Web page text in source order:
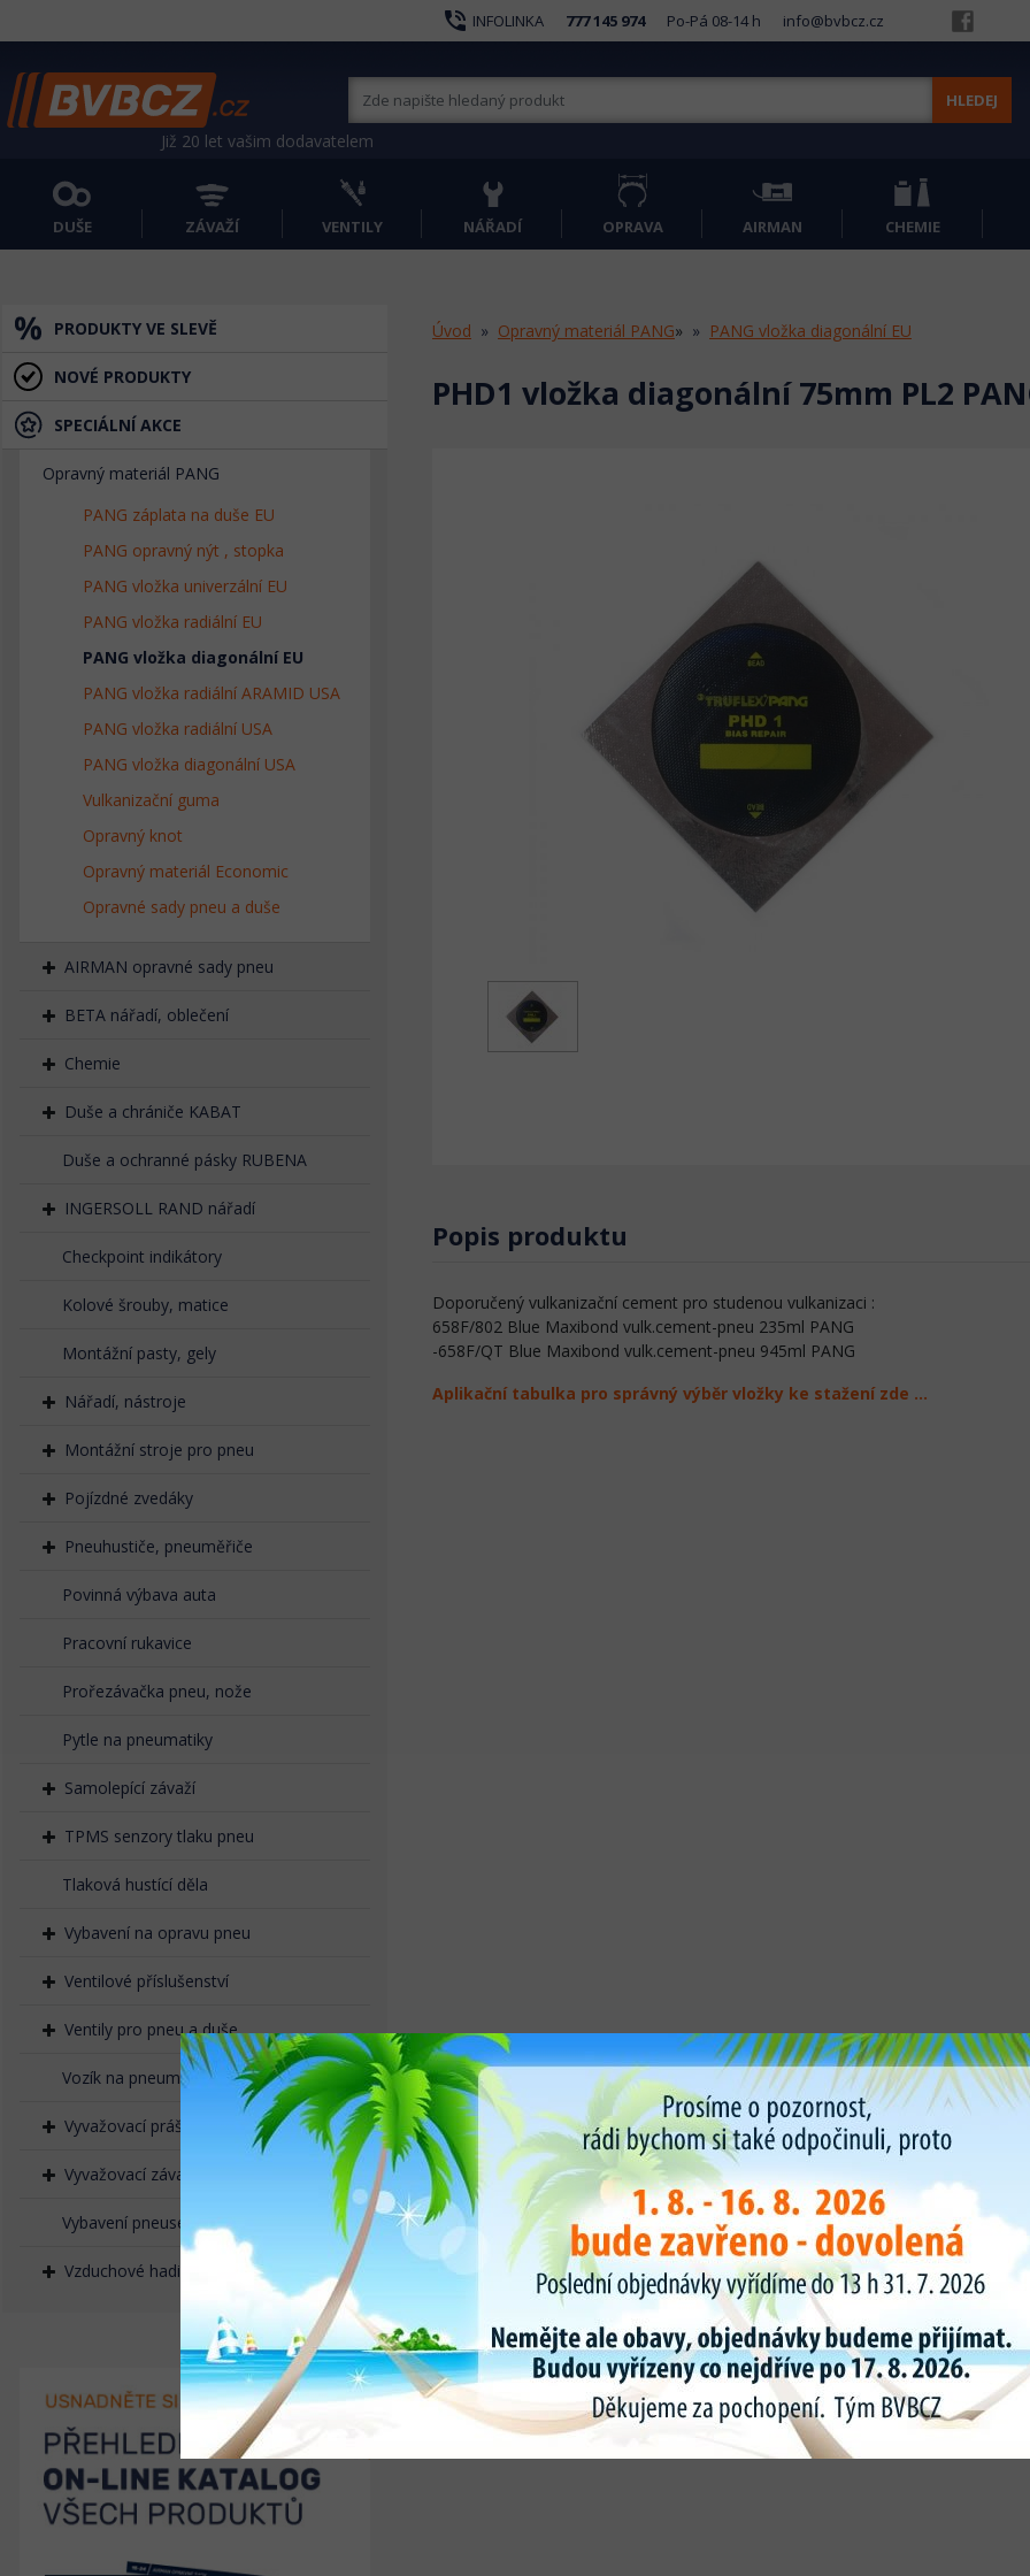
phone_in_talk INFOLINKA 777 145 974 Po-Pá 08-14 h info@bvbcz.cz
Již 20 let vašim dodavatelem
HLEDEJ
DUŠE ZÁVAŽÍ VENTILY NÁŘADÍ OPRAVA AIRMAN CHEMIE
PRODUKTY VE SLEVĚ
NOVÉ PRODUKTY
SPECIÁLNÍ AKCE
Opravný materiál PANG
PANG záplata na duše EU
PANG opravný nýt , stopka
PANG vložka univerzální EU
PANG vložka radiální EU
PANG vložka diagonální EU
PANG vložka radiální ARAMID USA
PANG vložka radiální USA
PANG vložka diagonální USA
Vulkanizační guma
Opravný knot
Opravný materiál Economic
Opravné sady pneu a duše
AIRMAN opravné sady pneu
BETA nářadí, oblečení
Chemie
Duše a chrániče KABAT
Duše a ochranné pásky RUBENA
INGERSOLL RAND nářadí
Checkpoint indikátory
Kolové šrouby, matice
Montážní pasty, gely
Nářadí, nástroje
Montážní stroje pro pneu
Pojízdné zvedáky
Pneuhustiče, pneuměřiče
Povinná výbava auta
Pracovní rukavice
Prořezávačka pneu, nože
Pytle na pneumatiky
Samolepící závaží
TPMS senzory tlaku pneu
Tlaková hustící děla
Vybavení na opravu pneu
Ventilové příslušenství
Ventily pro pneu a duše
Vozík na pneumatiky
Vyvažovací prášek, granulát
Vyvažovací závaží naklepávací
Vybavení pneuservisů
Vzduchové hadice, rychlospojky
Úvod Opravný materiál PANG» PANG vložka diagonální EU
PHD1 vložka diagonální 75mm PL2
Popis produktu
Doporučený vulkanizační cement pro studenou vulkanizaci :
658F/802 Blue Maxibond vulk.cement-pneu 235ml PANG
-658F/QT Blue Maxibond vulk.cement-pneu 945ml PANG
Aplikační tabulka pro správný výběr vložky ke stažení zde ...